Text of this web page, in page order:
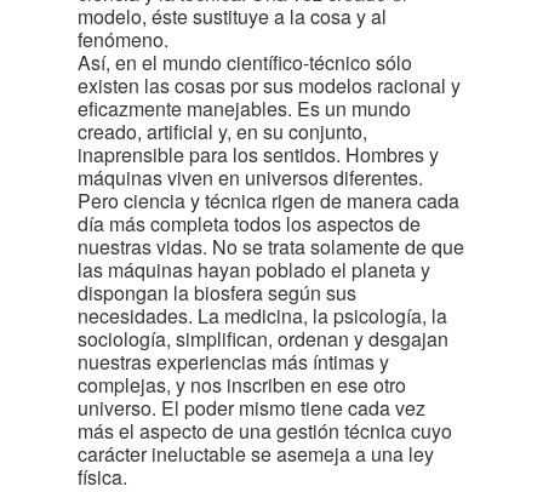
modelo, éste sustituye a la cosa y al
fenómeno.
Así, en el mundo científico-técnico sólo
existen las cosas por sus modelos racional y
eficazmente manejables. Es un mundo
creado, artificial y, en su conjunto,
inaprensible para los sentidos. Hombres y
máquinas viven en universos diferentes.
Pero ciencia y técnica rigen de manera cada
día más completa todos los aspectos de
nuestras vidas. No se trata solamente de que
las máquinas hayan poblado el planeta y
dispongan la biosfera según sus
necesidades. La medicina, la psicología, la
sociología, simplifican, ordenan y desgajan
nuestras experiencias más íntimas y
complejas, y nos inscriben en ese otro
universo. El poder mismo tiene cada vez
más el aspecto de una gestión técnica cuyo
carácter ineluctable se asemeja a una ley
física.